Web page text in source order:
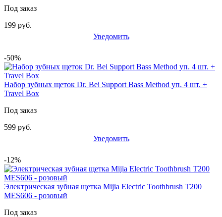
Под заказ
199 руб.
Уведомить
-50%
Набор зубных щеток Dr. Bei Support Bass Method уп. 4 шт. +
Travel Box
Под заказ
599 руб.
Уведомить
-12%
Электрическая зубная щетка Mijia Electric Toothbrush T200
MES606 - розовый
Под заказ